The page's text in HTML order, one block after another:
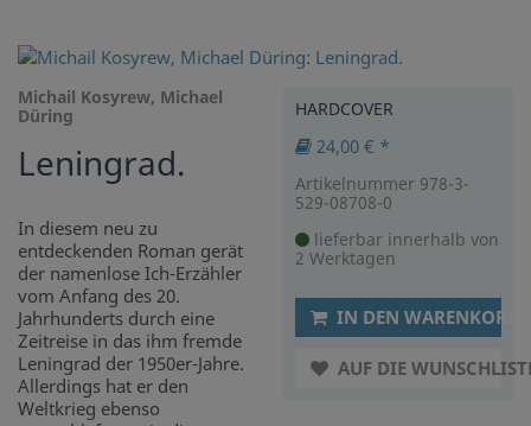
Michail Kosyrew, Michael
Düring
Leningrad.
In diesem neu zu
entdeckenden Roman gerät
der namenlose Ich-Erzähler
vom Anfang des 20.
Jahrhunderts durch eine
Zeitreise in das ihm fremde
Leningrad der 1950er-Jahre.
Allerdings hat er den
Weltkrieg ebenso
HARDCOVER
24,00 € *
Artikelnummer 978-3-
529-08708-0
lieferbar innerhalb von
2 Werktagen
IN DEN WARENKORB
AUF DIE